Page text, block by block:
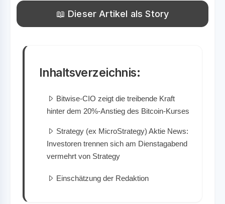
📖 Dieser Artikel als Story
Inhaltsverzeichnis:
Bitwise-CIO zeigt die treibende Kraft
hinter dem 20%-Anstieg des Bitcoin-Kurses
Strategy (ex MicroStrategy) Aktie News:
Investoren trennen sich am Dienstagabend
vermehrt von Strategy
Einschätzung der Redaktion